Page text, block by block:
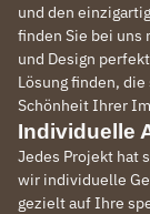
und den
finden Sie bei uns
und Design
Lösung finden,
Schönheit Ihrer
Individuelle
Jedes Projekt hat
wir individuelle
gezielt auf Ihre